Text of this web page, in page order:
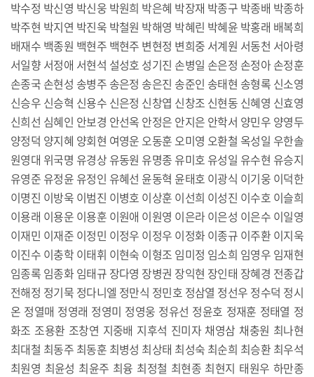
박수정 박신영 박신웅 박원희 박은혜 박장재 박종구 박종배 박종하
박주현 박지연 박진욱 박철원 박해영 박혜린 박혜윤 박홍래 배복희
배재수 백종원 백현주 백현주 변현정 변희중 서계원 서동천 서아령
서일향 서정애 서현석 설성호 성기진 손병일 손은정 손정아 손정훈
손종국 손현성 송병주 송은정 송은진 송준인 송태현 송형록 신소영
신승우 신승혁 신용수 신은정 신창엽 신창조 신현동 신혜영 신효영
신희선 심혜인 안보경 안선옥 안정은 안지은 안학서 양민우 양영두
양정덕 양지혜 양회현 여영운 오동훈 오미영 오환철 옥성일 우한솔
원영대 위국명 유경상 유동원 유명종 유미호 유성일 유수현 유승지
유영준 유정윤 유정인 유혜선 윤동혁 윤태호 이광식 이기웅 이덕한
이명진 이방욱 이범진 이병호 이상훈 이선희 이성진 이수호 이슬희
이용래 이용운 이용훈 이원애 이원영 이은라 이은성 이은수 이일영
이재민 이재준 이정민 이정우 이정우 이정화 이종규 이주환 이지욱
이진수 이충학 이태휘 이현숙 이형조 임미정 임소희 임영우 임재현
임종록 임종화 임태규 장다영 장병권 장익현 장인태 장혜경 전종갑
전해정 정기묵 정다니엘 정만식 정민호 정삼열 정선우 정수덕 정시
온 정열매 정영래 정영미 정영웅 정유선 정윤호 정재훈 정태열 정
화조 조용환 조창연 지중배 지후석 진미자 채영삼 채충원 최나현
최대철 최동주 최동훈 최병성 최상태 최성숙 최순희 최승환 최우석
최원영 최윤성 최윤주 최융 최정철 최현종 최현지 태원우 하만종